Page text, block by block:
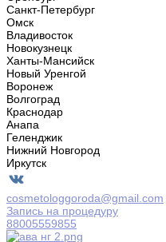
Санкт-Петербург
Омск
Владивосток
Новокузнецк
Ханты-Мансийск
Новый Уренгой
Воронеж
Волгоград
Краснодар
Анапа
Геленджик
Нижний Новгород
Иркутск
cosmetologgoroda@gmail.com
Запись на процедуру
88005559855